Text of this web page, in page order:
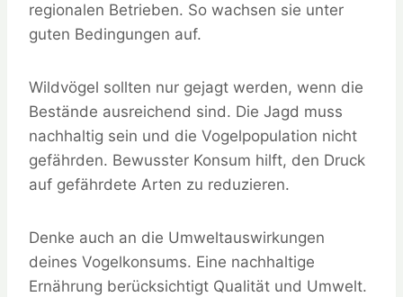
regionalen Betrieben. So wachsen sie unter
guten Bedingungen auf.
Wildvögel sollten nur gejagt werden, wenn die
Bestände ausreichend sind. Die Jagd muss
nachhaltig sein und die Vogelpopulation nicht
gefährden. Bewusster Konsum hilft, den Druck
auf gefährdete Arten zu reduzieren.
Denke auch an die Umweltauswirkungen
deines Vogelkonsums. Eine nachhaltige
Ernährung berücksichtigt Qualität und Umwelt.